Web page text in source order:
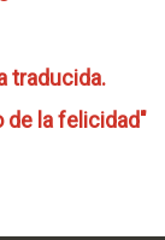
traducida.
de la felicidad"